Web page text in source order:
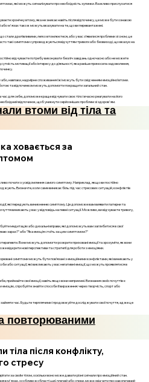
які можуть сигналізувати про необхідність зупинки. Важливо прислухатися
хронічну втому, яка не зникає навіть після відпочинку, це може бути ознакою
або м'язах також можуть вказувати на те, що ви перевантажені.
стали дратівливими, легко втомлюєтеся, або у вас з’явилися проблеми зі сном, це
такі симптоми супроводжуються відчуттям тривоги або безвиході, що вказує на
відчуваєте потребу виконувати безліч завдань одночасно або не можете
мотивації або інтересу до діяльності, яка раніше приносила задоволення,
навпаки, надмірне споживання їжі можуть бути свідченням емоційної втоми.
та відпочинком можуть допомогти покращити загальний стан.
для себе, допоможе краще відчувати своє тіло і вчасно реагувати на його
відпочинок, щоб уникнути серйозніших проблем зі здоров'ям.
втоми від тіла та
ховається за
почати з усвідомлення самого симптому. Наприклад, якщо ви постійно
Визначте, коли саме виникає біль: під час стресових ситуацій, конфліктів
які передують виникненню симптому. Це допоможе вам виявити патерни та
виникають у вас у відповідь на певні ситуації. Можливо, ви відчуваєте тривогу,
медитацію або дихальні вправи, які допоможуть вам заглибитися в свої
зараз?" або "Яка емоція стоїть за цим симптомом?"
Вони можуть допомогти розкрити приховані емоції та зрозуміти, як вони
відкрити нові перспективи та стратегії для роботи з емоціями.
симптоми можуть бути пов’язані з емоційними конфліктами, які виникають у
або ситуації, які викликають у вас негативні емоції, що можуть проявлятися в
свої емоції, навіть якщо вони неприємні. Визнання своїх почуттів є
спробуйте знайти способи її вираження: через творчість, спорт або
час. Будьте терплячими і продовжуйте досліджувати свої почуття, адже це
повторюваними
тіла після конфлікту,
стресу
за своїм тілом, оскільки воно може давати різні сигнали про емоційний стан.
в м'язах, особливо в області шиї, плечей або спини, може свідчити про накопичений